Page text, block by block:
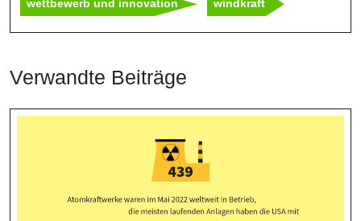
wettbewerb und innovation windkraft
Verwandte Beiträge